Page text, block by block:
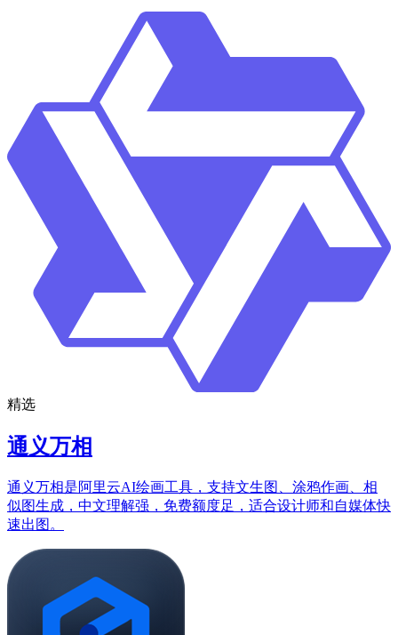
精选
通义万相
通义万相是阿里云AI绘画工具，支持文生图、涂鸦作画、相
似图生成，中文理解强，免费额度足，适合设计师和自媒体快
速出图。